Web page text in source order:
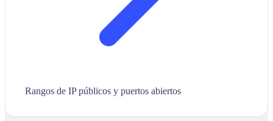
Rangos de IP públicos y puertos abiertos